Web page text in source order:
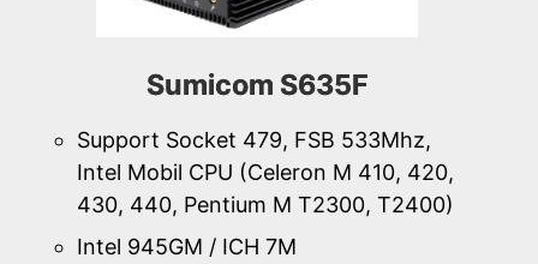
Sumicom S635F
Support Socket 479, FSB 533Mhz,
Intel Mobil CPU (Celeron M 410, 420,
430, 440, Pentium M T2300, T2400)
Intel 945GM / ICH 7M